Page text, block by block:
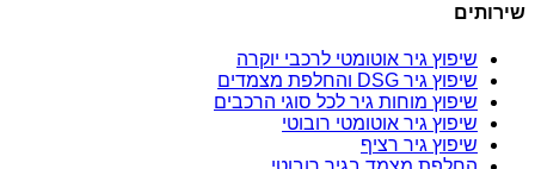
שירותים
שיפוץ גיר אוטומטי לרכבי יוקרה
שיפוץ גיר DSG והחלפת מצמדים
שיפוץ מוחות גיר לכל סוגי הרכבים
שיפוץ גיר אוטומטי רובוטי
שיפוץ גיר רציף